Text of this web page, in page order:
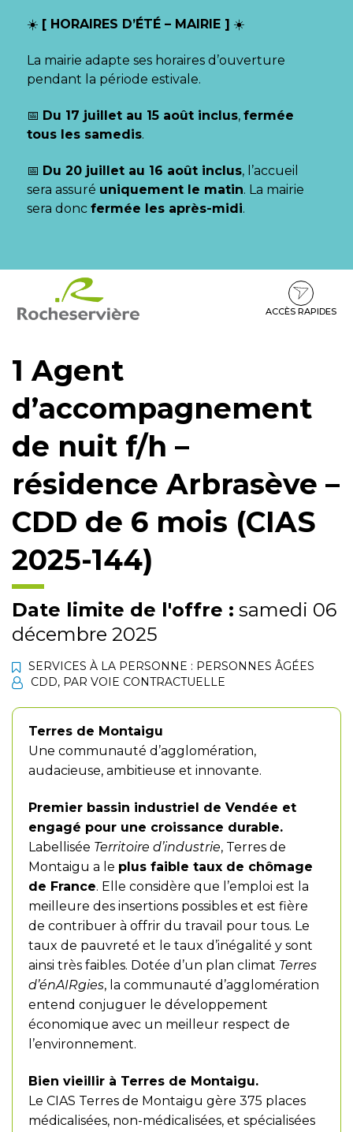
☀️ [ HORAIRES D’ÉTÉ – MAIRIE ] ☀️
La mairie adapte ses horaires d’ouverture
pendant la période estivale.
📅 Du 17 juillet au 15 août inclus, fermée
tous les samedis.
📅 Du 20 juillet au 16 août inclus, l’accueil
sera assuré uniquement le matin. La mairie
sera donc fermée les après-midi.
contenu
pied
ACCÈS RAPIDES
1 Agent
d’accompagnement
de nuit f/h –
résidence Arbrasève –
CDD de 6 mois (CIAS
2025-144)
Date limite de l'offre : samedi 06
décembre 2025
SERVICES À LA PERSONNE : PERSONNES ÂGÉES
CDD, PAR VOIE CONTRACTUELLE
Terres de Montaigu
Une communauté d’agglomération,
audacieuse, ambitieuse et innovante.
Premier bassin industriel de Vendée et
engagé pour une croissance durable.
Labellisée Territoire d’industrie, Terres de
Montaigu a le plus faible taux de chômage
de France. Elle considère que l’emploi est la
meilleure des insertions possibles et est fière
de contribuer à offrir du travail pour tous. Le
taux de pauvreté et le taux d’inégalité y sont
ainsi très faibles. Dotée d’un plan climat Terres
d’énAIRgies, la communauté d’agglomération
entend conjuguer le développement
économique avec un meilleur respect de
l’environnement.
Bien vieillir à Terres de Montaigu.
Le CIAS Terres de Montaigu gère 375 places
médicalisées, non-médicalisées, et spécialisées